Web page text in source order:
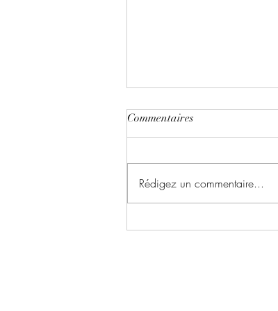
Commentaires
Rédigez un commentaire...